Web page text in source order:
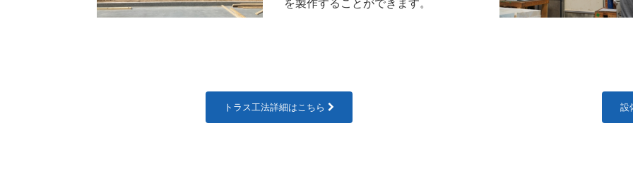
トラス工法詳細はこちら 設